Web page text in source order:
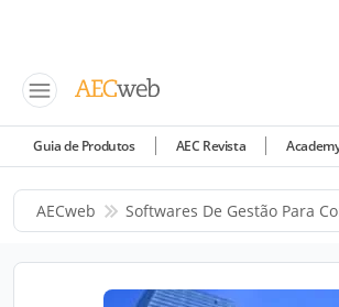
Guia de Produtos AEC Revista
AECweb Softwares De Gestão Para